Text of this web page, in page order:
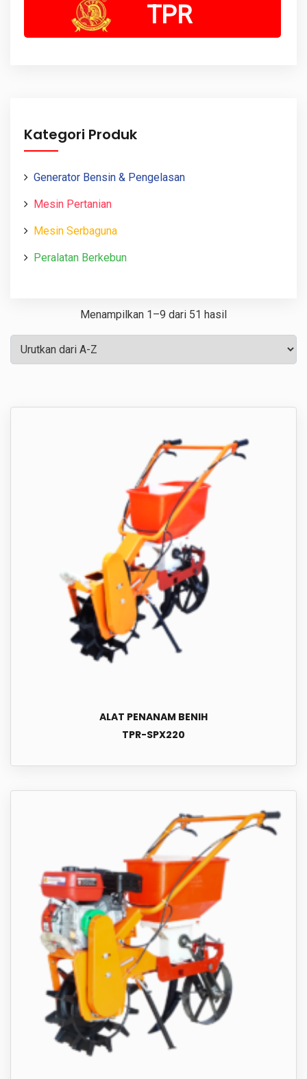
TPR
Kategori Produk
Generator Bensin & Pengelasan
Mesin Pertanian
Mesin Serbaguna
Peralatan Berkebun
Menampilkan 1–9 dari 51 hasil
ALAT PENANAM BENIH
TPR-SPX220